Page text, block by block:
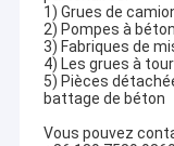
1) Grues de
2) Pompes à
3) Fabriques de
4) Les grues à
5) Pièces
battage de béton
Vous pouvez